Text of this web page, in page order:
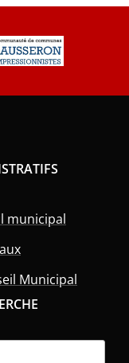
municipal
Municipal